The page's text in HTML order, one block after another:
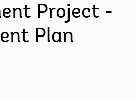
Project -
Plan